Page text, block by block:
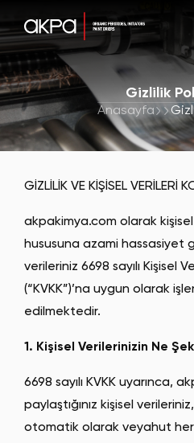
Gizlilik
Anasayfa
GİZLİLİK VE KİŞİSEL VERİLERİ
akpakimya.com olarak
hususuna azami hassasiyet
verileriniz 6698 sayılı Kişisel
(“KVKK”)’na uygun olarak
edilmektedir.
1. Kişisel Verilerinizin Ne
6698 sayılı KVKK uyarınca,
paylaştığınız kişisel
otomatik olarak veyahut